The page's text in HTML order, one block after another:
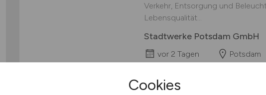
Verkehr, Entsorgung und
Lebensqualität...
Stadtwerke Potsdam GmbH
vor 2 Tagen Potsdam
Cookies